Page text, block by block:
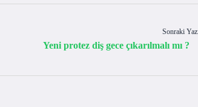
Sonraki
Yeni protez diş gece çıkarılmalı mı ?